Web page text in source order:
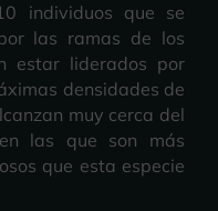
individuos que se
las ramas de los
estar liderados por
densidades de
muy cerca del
las que son más
que esta especie